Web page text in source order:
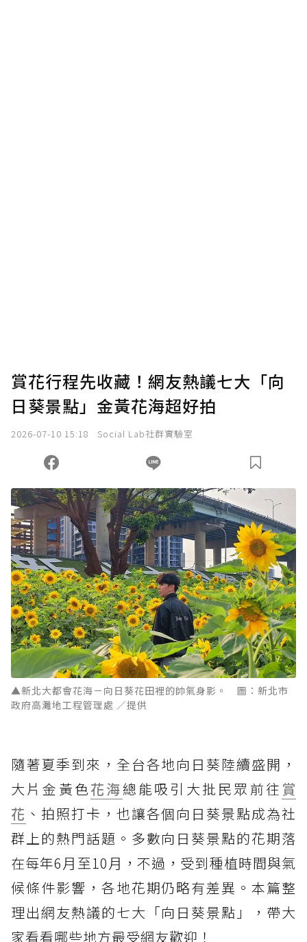
賞花行程先收藏！網友熱議七大「向
日葵景點」金黃花海超好拍
2026-07-10 15:18 Social Lab社群實驗室
▲新北大都會花海－向日葵花田裡的帥氣身影。 圖：新北市
政府高灘地工程管理處 ／提供
隨著夏季到來，全台各地向日葵陸續盛開，
大片金黃色花海總能吸引大批民眾前往 賞
花 、拍照打卡，也讓各個向日葵景點成為社
群上的熱門話題。多數向日葵景點的花期落
在每年6月至10月，不過，受到種植時間與氣
候條件影響，各地花期仍略有差異。本篇整
理出網友熱議的七大「向日葵景點」，帶大
家看看哪些地方最受網友歡迎！